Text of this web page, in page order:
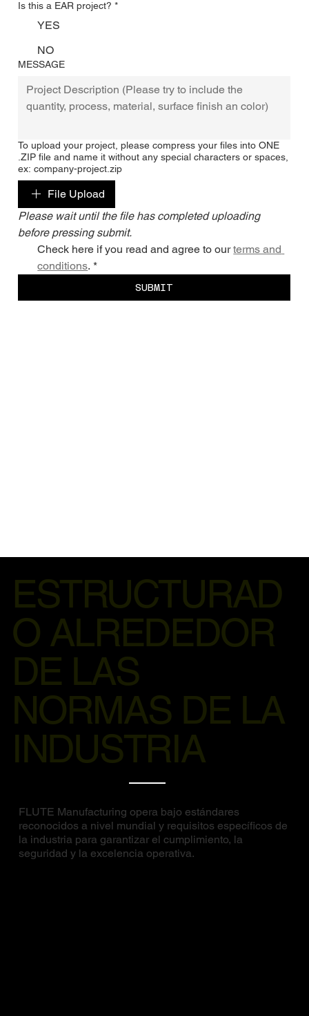
Is this a EAR project? *
YES
NO
MESSAGE
To upload your project, please compress your files into ONE
.ZIP file and name it without any special characters or spaces,
ex: company-project.zip
File Upload
Please wait until the file has completed uploading
before pressing submit.
Check here if you read and agree to our terms and
conditions. *
SUBMIT
ESTRUCTURAD
O ALREDEDOR
DE LAS
NORMAS DE LA
INDUSTRIA
FLUTE Manufacturing opera bajo estándares
reconocidos a nivel mundial y requisitos específicos de
la industria para garantizar el cumplimiento, la
seguridad y la excelencia operativa.